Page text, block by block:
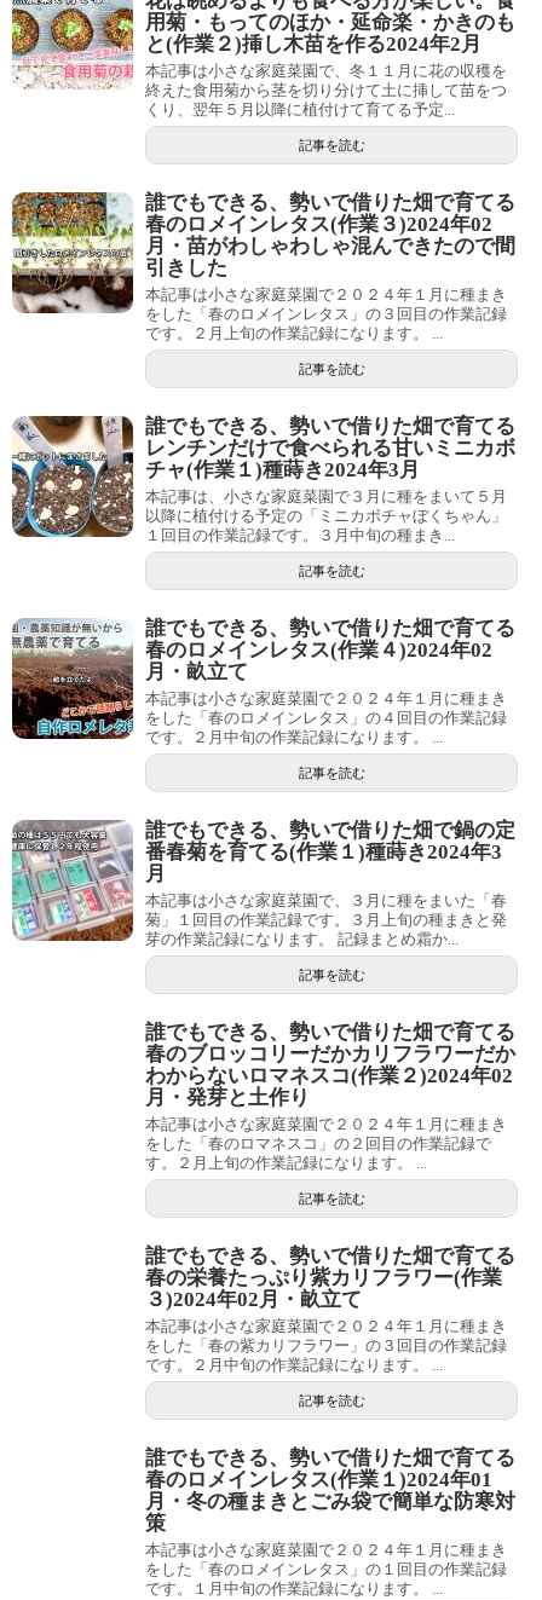
用菊・もってのほか・延命楽・かきのも
と(作業２)挿し木苗を作る2024年2月
本記事は小さな家庭菜園で、冬１１月に花の収穫を
終えた食用菊から茎を切り分けて土に挿して苗をつ
くり、翌年５月以降に植付けて育てる予定...
記事を読む
誰でもできる、勢いで借りた畑で育てる
春のロメインレタス(作業３)2024年02
月・苗がわしゃわしゃ混んできたので間
引きした
本記事は小さな家庭菜園で２０２４年１月に種まき
をした「春のロメインレタス」の３回目の作業記録
です。２月上旬の作業記録になります。 ...
記事を読む
誰でもできる、勢いで借りた畑で育てる
レンチンだけで食べられる甘いミニカボ
チャ(作業１)種蒔き2024年3月
本記事は、小さな家庭菜園で３月に種をまいて５月
以降に植付ける予定の「ミニカボチャぼくちゃん」
１回目の作業記録です。３月中旬の種まき...
記事を読む
誰でもできる、勢いで借りた畑で育てる
春のロメインレタス(作業４)2024年02
月・畝立て
本記事は小さな家庭菜園で２０２４年１月に種まき
をした「春のロメインレタス」の４回目の作業記録
です。２月中旬の作業記録になります。 ...
記事を読む
誰でもできる、勢いで借りた畑で鍋の定
番春菊を育てる(作業１)種蒔き2024年3
月
本記事は小さな家庭菜園で、３月に種をまいた「春
菊」１回目の作業記録です。３月上旬の種まきと発
芽の作業記録になります。 記録まとめ霜か...
記事を読む
誰でもできる、勢いで借りた畑で育てる
春のブロッコリーだかカリフラワーだか
わからないロマネスコ(作業２)2024年02
月・発芽と土作り
本記事は小さな家庭菜園で２０２４年１月に種まき
をした「春のロマネスコ」の２回目の作業記録で
す。２月上旬の作業記録になります。 ...
記事を読む
誰でもできる、勢いで借りた畑で育てる
春の栄養たっぷり紫カリフラワー(作業
３)2024年02月・畝立て
本記事は小さな家庭菜園で２０２４年１月に種まき
をした「春の紫カリフラワー」の３回目の作業記録
です。２月中旬の作業記録になります。 ...
記事を読む
誰でもできる、勢いで借りた畑で育てる
春のロメインレタス(作業１)2024年01
月・冬の種まきとごみ袋で簡単な防寒対
策
本記事は小さな家庭菜園で２０２４年１月に種まき
をした「春のロメインレタス」の１回目の作業記録
です。１月中旬の作業記録になります。 ...